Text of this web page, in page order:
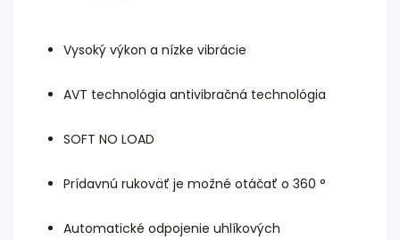
Vysoký výkon a nízke vibrácie
AVT technológia antivibračná technológia
SOFT NO LOAD
Prídavnú rukoväť je možné otáčať o 360 °
Automatické odpojenie uhlíkových